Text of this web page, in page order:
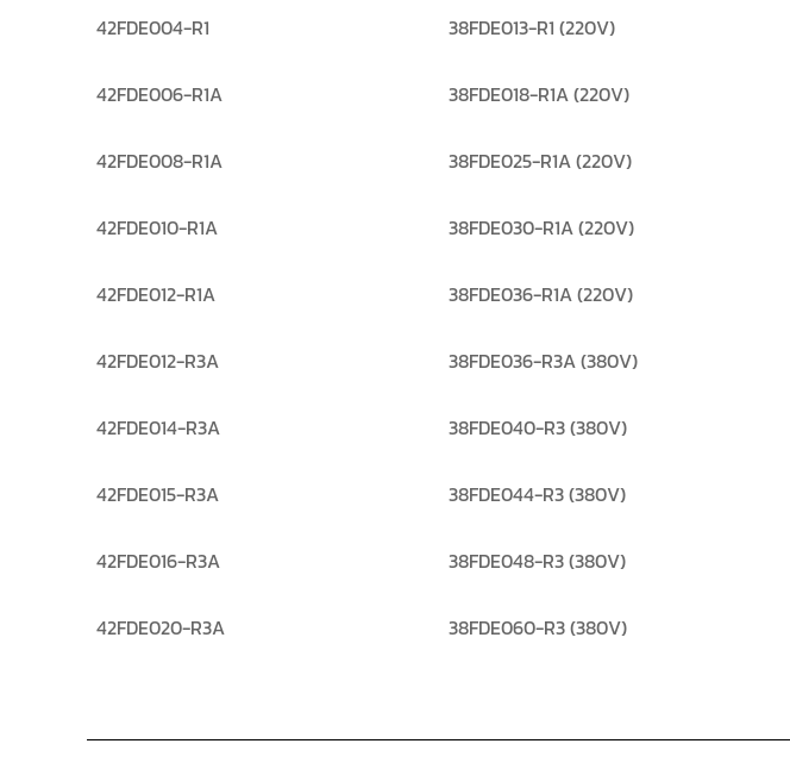
42FDE004-R1
38FDE013-R1 (220V)
42FDE006-R1A
38FDE018-R1A (220V)
42FDE008-R1A
38FDE025-R1A (220V)
42FDE010-R1A
38FDE030-R1A (220V)
42FDE012-R1A
38FDE036-R1A (220V)
42FDE012-R3A
38FDE036-R3A (380V)
42FDE014-R3A
38FDE040-R3 (380V)
42FDE015-R3A
38FDE044-R3 (380V)
42FDE016-R3A
38FDE048-R3 (380V)
42FDE020-R3A
38FDE060-R3 (380V)